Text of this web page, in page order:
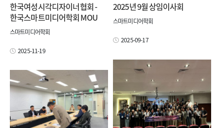
한국여성시각디자이너협회 -
한국스마트미디어학회 MOU
스마트미디어학회
2025-11-19
2025년 9월 상임이사회
스마트미디어학회
2025-09-17